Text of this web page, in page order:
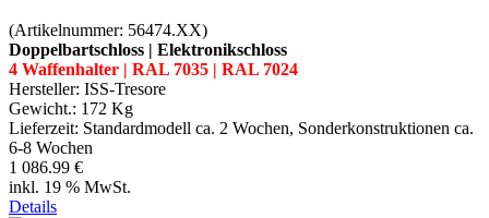
(Artikelnummer: 56474.XX)
Doppelbartschloss | Elektronikschloss
4 Waffenhalter | RAL 7035 | RAL 7024
Hersteller: ISS-Tresore
Gewicht.: 172 Kg
Lieferzeit: Standardmodell ca. 2 Wochen, Sonderkonstruktionen ca.
6-8 Wochen
1 086.99 €
inkl. 19 % MwSt.
Details